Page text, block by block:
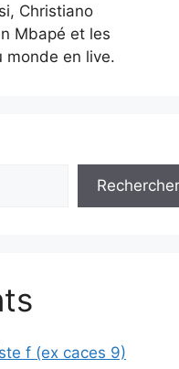
Christiano
Mbapé et les
monde en live.
Rechercher
f (ex caces 9)